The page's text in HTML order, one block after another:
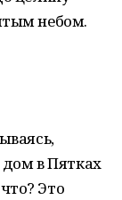
небом.
дом в Пятках
Это